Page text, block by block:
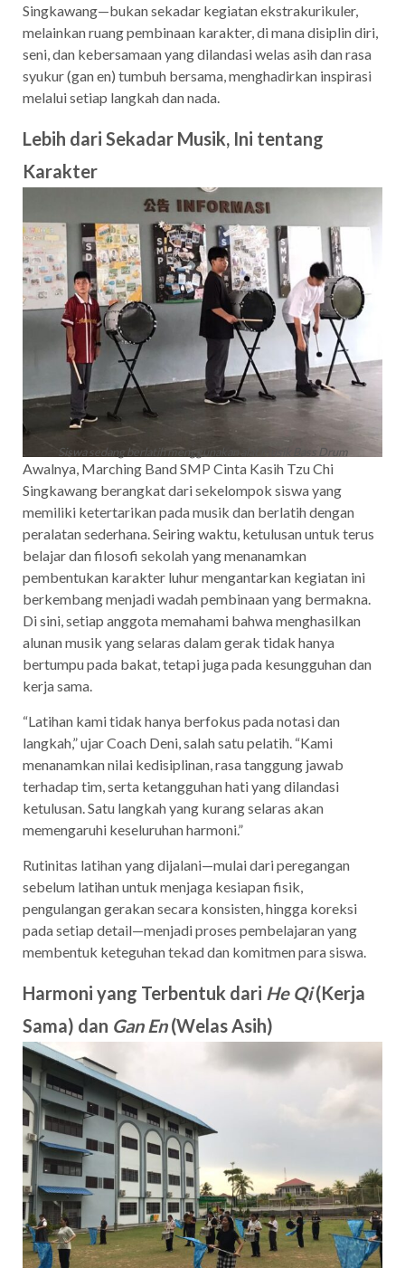
Singkawang—bukan sekadar kegiatan ekstrakurikuler,
melainkan ruang pembinaan karakter, di mana disiplin diri,
seni, dan kebersamaan yang dilandasi welas asih dan rasa
syukur (gan en) tumbuh bersama, menghadirkan inspirasi
melalui setiap langkah dan nada.
Lebih dari Sekadar Musik, Ini tentang
Karakter
Siswa sedang berlatih menggunakan alat musik Bass Drum
Awalnya, Marching Band SMP Cinta Kasih Tzu Chi
Singkawang berangkat dari sekelompok siswa yang
memiliki ketertarikan pada musik dan berlatih dengan
peralatan sederhana. Seiring waktu, ketulusan untuk terus
belajar dan filosofi sekolah yang menanamkan
pembentukan karakter luhur mengantarkan kegiatan ini
berkembang menjadi wadah pembinaan yang bermakna.
Di sini, setiap anggota memahami bahwa menghasilkan
alunan musik yang selaras dalam gerak tidak hanya
bertumpu pada bakat, tetapi juga pada kesungguhan dan
kerja sama.
“Latihan kami tidak hanya berfokus pada notasi dan
langkah,” ujar Coach Deni, salah satu pelatih. “Kami
menanamkan nilai kedisiplinan, rasa tanggung jawab
terhadap tim, serta ketangguhan hati yang dilandasi
ketulusan. Satu langkah yang kurang selaras akan
memengaruhi keseluruhan harmoni.”
Rutinitas latihan yang dijalani—mulai dari peregangan
sebelum latihan untuk menjaga kesiapan fisik,
pengulangan gerakan secara konsisten, hingga koreksi
pada setiap detail—menjadi proses pembelajaran yang
membentuk keteguhan tekad dan komitmen para siswa.
Harmoni yang Terbentuk dari He Qi(Kerja
Sama) dan Gan En(Welas Asih)